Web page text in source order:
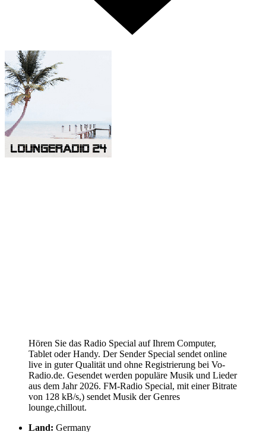
Hören Sie das Radio Special auf Ihrem Computer,
Tablet oder Handy. Der Sender Special sendet online
live in guter Qualität und ohne Registrierung bei Vo-
Radio.de. Gesendet werden populäre Musik und Lieder
aus dem Jahr 2026. FM-Radio Special, mit einer Bitrate
von 128 kB/s,) sendet Musik der Genres
lounge,chillout.
Land: Germany